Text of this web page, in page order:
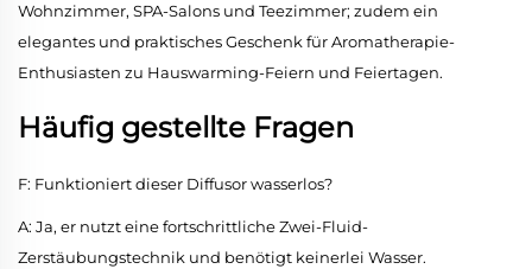
Wohnzimmer, SPA-Salons und Teezimmer; zudem ein
elegantes und praktisches Geschenk für Aromatherapie-
Enthusiasten zu Hauswarming-Feiern und Feiertagen.
Häufig gestellte Fragen
F: Funktioniert dieser Diffusor wasserlos?
A: Ja, er nutzt eine fortschrittliche Zwei-Fluid-
Zerstäubungstechnik und benötigt keinerlei Wasser.